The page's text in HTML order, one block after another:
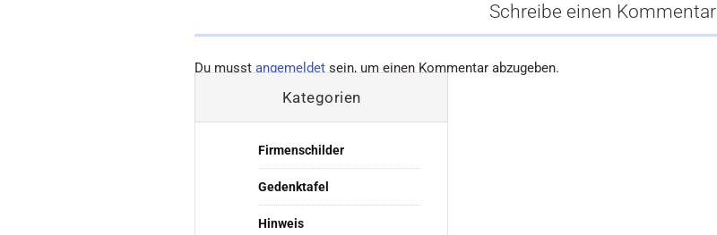
Schreibe einen Kommentar
Du musst angemeldet sein, um einen Kommentar abzugeben.
Kategorien
Firmenschilder
Gedenktafel
Hinweis